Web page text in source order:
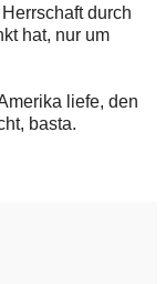
durch
hat, nur um
liefe, den
basta.